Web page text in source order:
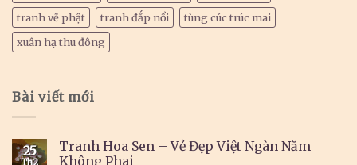
tranh vẽ phật
tranh đắp nổi
tùng cúc trúc mai
xuân hạ thu đông
Bài viết mới
25
Th2
Tranh Hoa Sen – Vẻ Đẹp Việt Ngàn Năm
Không Phai